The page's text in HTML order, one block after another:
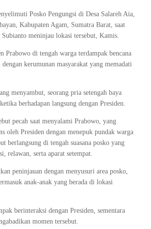
Posko Pengungsi di Desa Salareh Aia,
Kabupaten Agam, Sumatra Barat, saat
Subianto meninjau lokasi tersebut, Kamis.
Prabowo di tengah warga terdampak bencana
dengan kerumunan masyarakat yang memadati
menyambut, seorang pria setengah baya
berhadapan langsung dengan Presiden.
pecah saat menyalami Prabowo, yang
oleh Presiden dengan menepuk pundak warga
berlangsung di tengah suasana posko yang
relawan, serta aparat setempat.
peninjauan dengan menyusuri area posko,
anak-anak yang berada di lokasi
berinteraksi dengan Presiden, sementara
momen tersebut.